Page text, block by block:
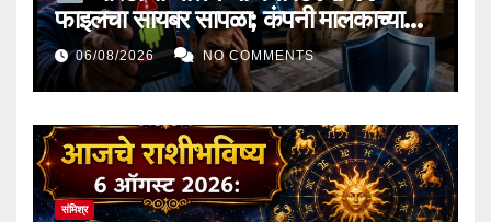
फाइलचा सायबर सापळा; कंपनी मालकाच्या
खात्यातून १ कोटींची फसवणूक, सायबर
पोलिसांच्या अवघ्या दोन तासांच्या तत्पर
कारवाईने संपूर्ण रक्कम सुरक्षित
06/08/2026 NO COMMENTS
संमिश्र